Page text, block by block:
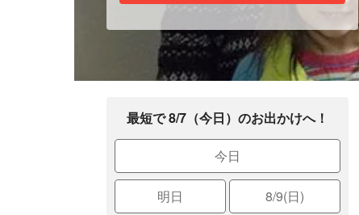
最短で 8/7（今日）のお出かけへ！
今日
明日 8/9(日)